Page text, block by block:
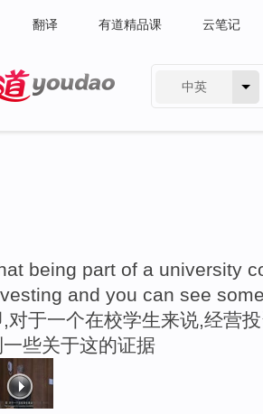
翻译 有道精品课 云笔记
中英
being part of a university
and you can see
,对于一个在校学生来说,经营
些关于这的证据